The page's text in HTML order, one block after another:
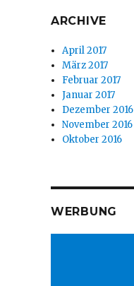
ARCHIVE
April 2017
März 2017
Februar 2017
Januar 2017
Dezember 2016
November 2016
Oktober 2016
WERBUNG